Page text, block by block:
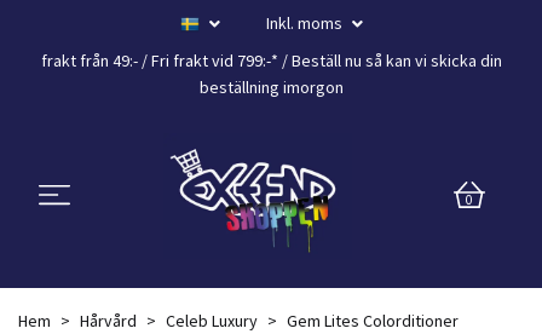
Inkl. moms
frakt från 49:- /Fri frakt vid 799:-* / Beställ nu så kan vi skicka din
beställning imorgon
0
Hem Hårvård Celeb Luxury
Gem Lites Colorditioner